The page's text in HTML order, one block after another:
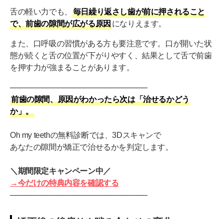
舌の軽い力でも、
毎日繰り返さし歯が前に押されること
で、前歯の隙間が広がる原因 になりえます。
また、口呼吸の習慣がある方も要注意です。口が開いた状
態が続くと舌の位置が下がりやすく、結果として舌で前歯
を押す力が強まることがあります。
──────────────────────────
前歯の隙間、原因がわかったら次は「治せるかどう
か」。
Oh my teethの無料診断では、3Dスキャンで
あなたの隙間が矯正で治せるかを判定します。
＼期間限定キャンペーン中／
→今だけの特典内容を確認する
──────────────────────────